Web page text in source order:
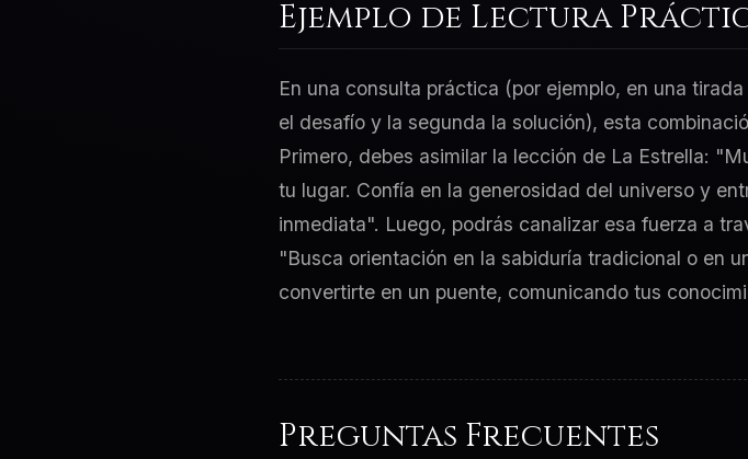
Ejemplo de Lectura
En una consulta práctica (por ejemplo, en una
el desafío y la segunda la solución), esta
Primero, debes asimilar la lección de La Estrella:
tu lugar. Confía en la generosidad del universo y
inmediata". Luego, podrás canalizar esa fuerza a
"Busca orientación en la sabiduría tradicional o en
convertirte en un puente, comunicando tus
Preguntas Frecuentes